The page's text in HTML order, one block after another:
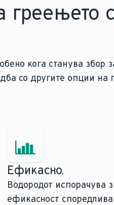
греењето
кога станува збор
со другите опции на
Ефикасно.
Водородот испорачува
ефикасност